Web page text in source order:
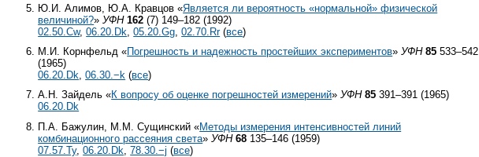
Ю.И. Алимов, Ю.А. Кравцов «Является ли вероятность «нормальной» физической
величиной?»УФН 162 (7) 149–182 (1992)
02.50.Cw,06.20.Dk,05.20.Gg,02.70.Rr(все)
М.И. Корнфельд «Погрешность и надежность простейших экспериментов»УФН 85 533–542
(1965)
06.20.Dk,06.30.−k (все)
А.Н. Зайдель «К вопросу об оценке погрешностей измерений»УФН 85 391–391 (1965)
06.20.Dk
П.А. Бажулин, М.М. Сущинский «Методы измерения интенсивностей линий
комбинационного рассеяния света»УФН 68 135–146 (1959)
07.57.Ty,06.20.Dk ,78.30.−j (все)